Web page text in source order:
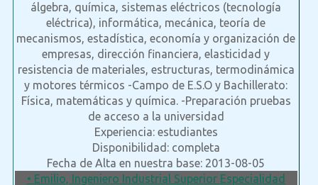
álgebra, química, sistemas eléctricos (tecnología
eléctrica), informática, mecánica, teoría de
mecanismos, estadística, economía y organización de
empresas, dirección financiera, elasticidad y
resistencia de materiales, estructuras, termodinámica
y motores térmicos -Campo de E.S.O y Bachillerato:
Física, matemáticas y química. -Preparación pruebas
de acceso a la universidad
Experiencia: estudiantes
Disponibilidad: completa
Fecha de Alta en nuestra base: 2013-08-05
• Emilio, Ingeniero Industrial Superior Especialidad